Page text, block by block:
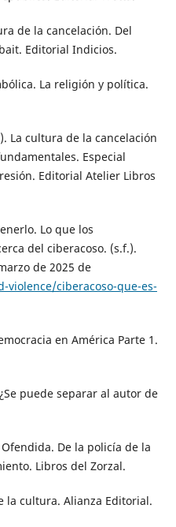
de la cancelación. Del
Editorial Indicios.
La religión y política.
La cultura de la cancelación
Especial
Editorial Atelier Libros
Lo que los
del ciberacoso. (s.f.).
de 2025 de
ciberacoso-que-es-
en América Parte 1.
puede separar al autor de
De la policía de la
Libros del Zorzal.
la cultura. Alianza Editorial.